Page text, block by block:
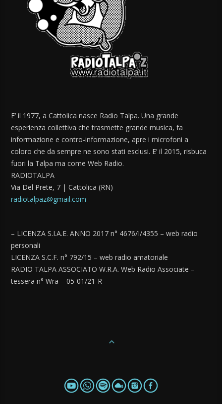
E’ il 1977, a Cattolica nasce Radio Talpa. Una grande
esperienza collettiva che trasmette grande musica, fa
informazione e contro-informazione, apre i microfoni a
coloro che da sempre ne sono stati esclusi. E’ il 2015, risbuca
fuori la Talpa ma come Web Radio.
RADIOTALPA
Via Del Prete, 7 | Cattolica (RN)
radiotalpaz@gmail.com
– LICENZA S.I.A.E. ANNO 2017 n° 4676/I/4355 – web radio
personali
LICENZA S.C.F. n° 792/15 – web radio amatoriale
RADIO TALPA ASSOCIATO W.R.A. Web Radio Associate –
tessera n° Wra – 05-01/21-R